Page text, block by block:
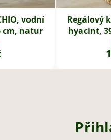
vodní
cm, natur
Regálový
hyacint,